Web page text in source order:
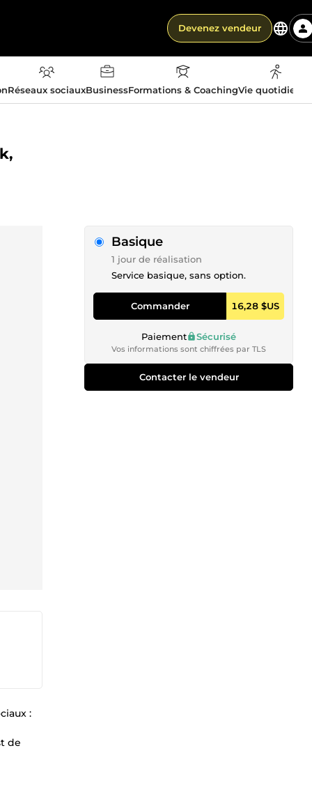
Devenez vendeur
Réseaux sociauxBusinessFormations & CoachingVie
:
de
Basique
1 jour de réalisation
Service basique, sans option.
Commander 16,28 $US
Paiement Sécurisé
Vos informations sont chiffrées par TLS
Contacter le vendeur